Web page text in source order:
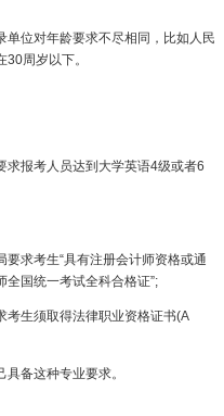
位对年龄要求不尽相同，比如人民
周岁以下。
求报考人员达到大学英语4级或者6
求考生“具有注册会计师资格或通
国统一考试全科合格证”;
考生须取得法律职业资格证书(A
备这种专业要求。